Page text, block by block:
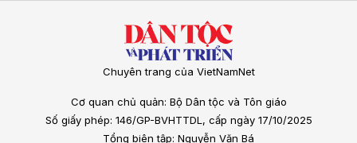
Chuyên trang của VietNamNet
Cơ quan chủ quản: Bộ Dân tộc và Tôn giáo
Số giấy phép: 146/GP-BVHTTDL, cấp ngày 17/10/2025
Tổng biên tập: Nguyễn Văn Bá